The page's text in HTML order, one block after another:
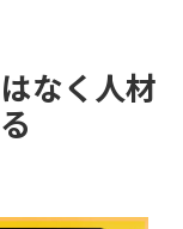
なく人材